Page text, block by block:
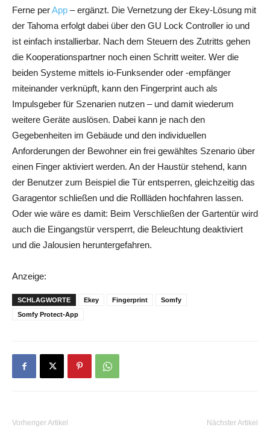
Ferne perApp – ergänzt. Die Vernetzung der Ekey-Lösung mit
der Tahoma erfolgt dabei über den GU Lock Controller io und
ist einfach installierbar. Nach dem Steuern des Zutritts gehen
die Kooperationspartner noch einen Schritt weiter. Wer die
beiden Systeme mittels io-Funksender oder -empfänger
miteinander verknüpft, kann den Fingerprint auch als
Impulsgeber für Szenarien nutzen – und damit wiederum
weitere Geräte auslösen. Dabei kann je nach den
Gegebenheiten im Gebäude und den individuellen
Anforderungen der Bewohner ein frei gewähltes Szenario über
einen Finger aktiviert werden. An der Haustür stehend, kann
der Benutzer zum Beispiel die Tür entsperren, gleichzeitig das
Garagentor schließen und die Rollläden hochfahren lassen.
Oder wie wäre es damit: Beim Verschließen der Gartentür wird
auch die Eingangstür versperrt, die Beleuchtung deaktiviert
und die Jalousien heruntergefahren.
Anzeige:
SCHLAGWORTE Ekey Fingerprint
Somfy
Somfy Protect-App
Vorheriger Artikel Nächster Artikel